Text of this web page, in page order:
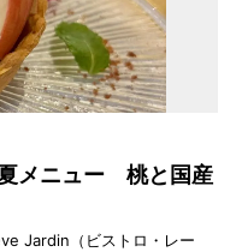
メニュー 桃と国産
Jardin（ビストロ・レー